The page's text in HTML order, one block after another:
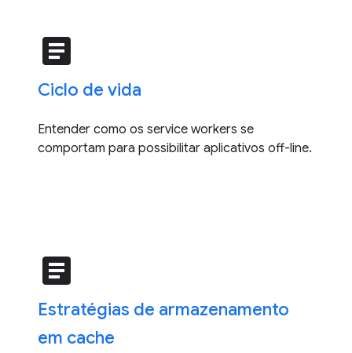
article
Ciclo de vida
Entender como os service workers se
comportam para possibilitar aplicativos off-line.
article
Estratégias de armazenamento
em cache